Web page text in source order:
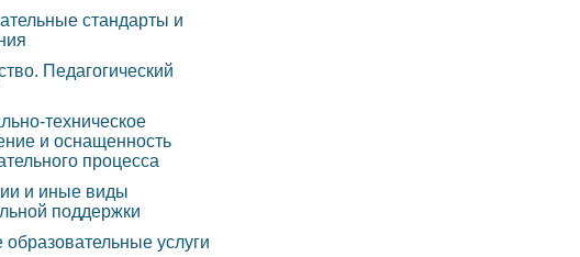
и требования
состав
техническое
и
организация объявляет
стандарты и
Педагогический
техническое
и оснащенность
процесса
и иные виды
поддержки
услуги